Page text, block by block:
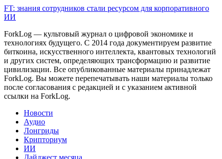
FT: знания сотрудников стали ресурсом для корпоративного
ИИ
ForkLog — культовый журнал о цифровой экономике и
технологиях будущего. С 2014 года документируем развитие
биткоина, искусственного интеллекта, квантовых технологий
и других систем, определяющих трансформацию и развитие
цивилизации. Все опубликованные материалы принадлежат
ForkLog. Вы можете перепечатывать наши материалы только
после согласования с редакцией и с указанием активной
ссылки на ForkLog.
Новости
Аудио
Лонгриды
Крипториум
ИИ
Дайджест месяца